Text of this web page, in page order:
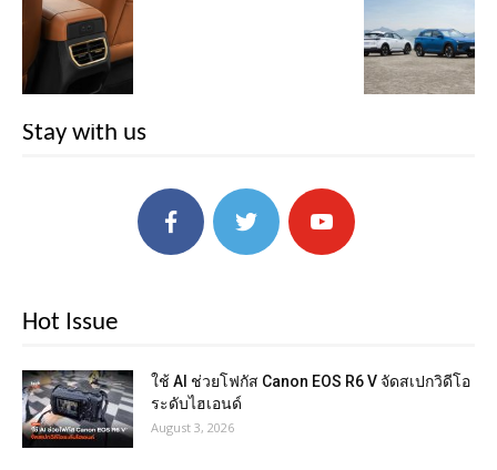
Stay with us
Hot Issue
ใช้ AI ช่วยโฟกัส Canon EOS R6 V จัดสเปกวิดีโอ
ระดับไฮเอนด์
August 3, 2026